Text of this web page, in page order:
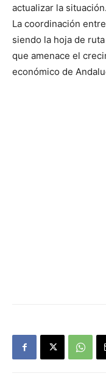
actualizar la situación.
La coordinación
siendo la hoja de
que amenace el
económico de